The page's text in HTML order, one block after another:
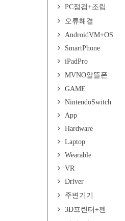
PC점검+조립
오류해결
AndroidVM+OS
SmartPhone
iPadPro
MVNO알뜰폰
GAME
NintendoSwitch
App
Hardware
Laptop
Wearable
VR
Driver
주변기기
3D프린터+펜